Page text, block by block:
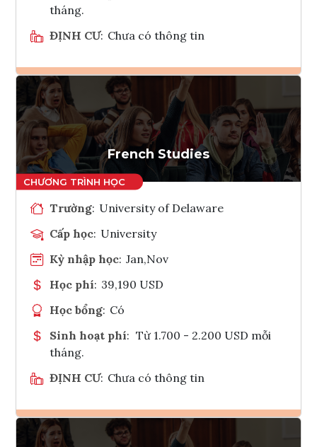
tháng.
ĐỊNH CƯ: Chưa có thông tin
Ghi danh
Tham vấn Interlink
French Studies
Trường: University of Delaware
Cấp học: University
Kỳ nhập học: Jan,Nov
Học phí: 39,190 USD
Học bổng: Có
Sinh hoạt phí: Từ 1.700 - 2.200 USD mỗi
tháng.
ĐỊNH CƯ: Chưa có thông tin
Ghi danh